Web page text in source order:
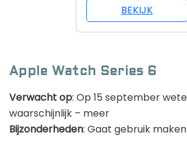
BEKIJK
Apple Watch Series 6
Verwacht op: Op 15 september
waarschijnlijk – meer
Bijzonderheden: Gaat gebruik